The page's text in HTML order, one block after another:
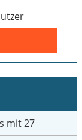
mit 27